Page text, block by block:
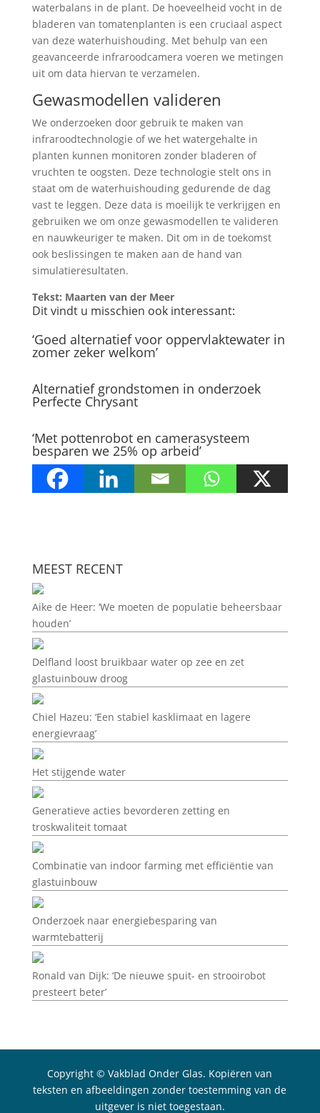
waterbalans in de plant. De hoeveelheid vocht in de
bladeren van tomatenplanten is een cruciaal aspect
van deze waterhuishouding. Met behulp van een
geavanceerde infraroodcamera voeren we metingen
uit om data hiervan te verzamelen.
Gewasmodellen valideren
We onderzoeken door gebruik te maken van
infraroodtechnologie of we het watergehalte in
planten kunnen monitoren zonder bladeren of
vruchten te oogsten. Deze technologie stelt ons in
staat om de waterhuishouding gedurende de dag
vast te leggen. Deze data is moeilijk te verkrijgen en
gebruiken we om onze gewasmodellen te valideren
en nauwkeuriger te maken. Dit om in de toekomst
ook beslissingen te maken aan de hand van
simulatieresultaten.
Tekst: Maarten van der Meer
Dit vindt u misschien ook interessant:
‘Goed alternatief voor oppervlaktewater in
zomer zeker welkom’
Alternatief grondstomen in onderzoek
Perfecte Chrysant
‘Met pottenrobot en camerasysteem
besparen we 25% op arbeid’
MEEST RECENT
Aike de Heer: ‘We moeten de populatie beheersbaar
houden’
Delfland loost bruikbaar water op zee en zet
glastuinbouw droog
Chiel Hazeu: ‘Een stabiel kasklimaat en lagere
energievraag’
Het stijgende water
Generatieve acties bevorderen zetting en
troskwaliteit tomaat
Combinatie van indoor farming met efficiëntie van
glastuinbouw
Onderzoek naar energiebesparing van
warmtebatterij
Ronald van Dijk: ‘De nieuwe spuit- en strooirobot
presteert beter’
Copyright © Vakblad Onder Glas. Kopiëren van
teksten en afbeeldingen zonder toestemming van de
uitgever is niet toegestaan.